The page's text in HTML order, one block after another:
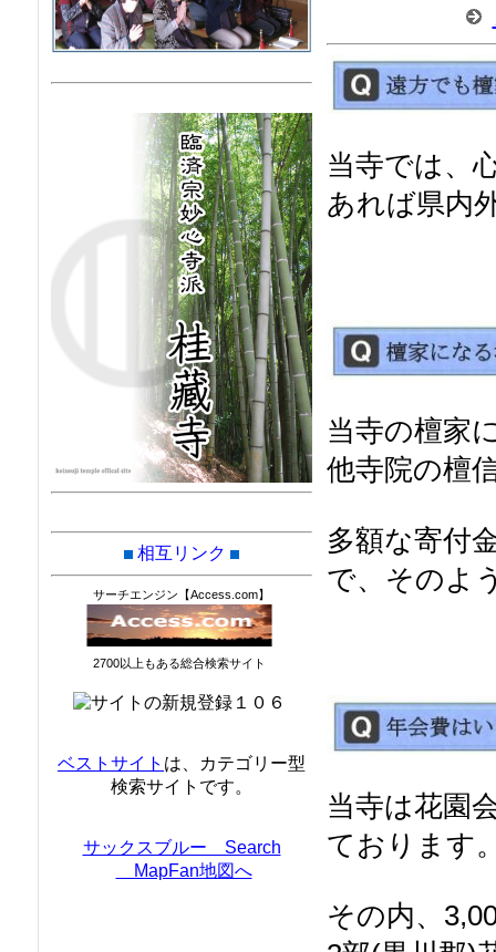
当寺では、
あれば県内
当寺の檀家
他寺院の檀
多額な寄付
で、そのよ
当寺は花園
ております
その内、
相互リンク
サーチエンジン【Access.com】
2700以上もある総合検索サイト
ベストサイト は、カテゴリー型
検索サイトです。
サックスブルー Search
MapFan地図へ